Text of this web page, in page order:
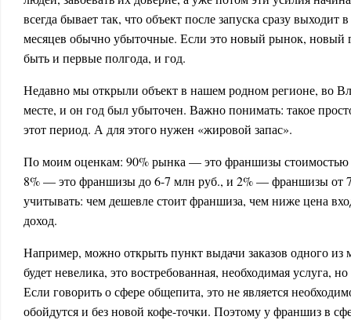
всегда бывает так, что объект после запуска сразу
месяцев обычно убыточные. Если это новый рынок, новый
быть и первые полгода, и год.
Недавно мы открыли объект в нашем родном регионе, во
месте, и он год был убыточен. Важно понимать: такое
этот период. А для этого нужен «жировой запас».
По моим оценкам: 90% рынка — это франшизы
8% — это франшизы до 6-7 млн руб., и 2% — франшизы от
учитывать: чем дешевле стоит франшиза, чем ниже цена
доход.
Например, можно открыть пункт выдачи заказов одного из
будет невелика, это востребованная, необходимая услуга,
Если говорить о сфере общепита, это не является
обойдутся и без новой кофе-точки. Поэтому у франшиз в